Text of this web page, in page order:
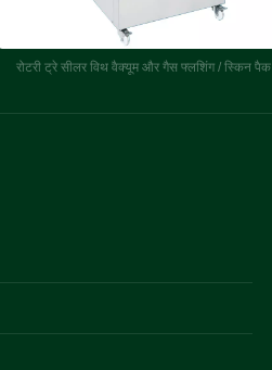
रोटरी ट्रे सीलर विथ वैक्यूम और गैस फ्लशिंग / स्किन पैक